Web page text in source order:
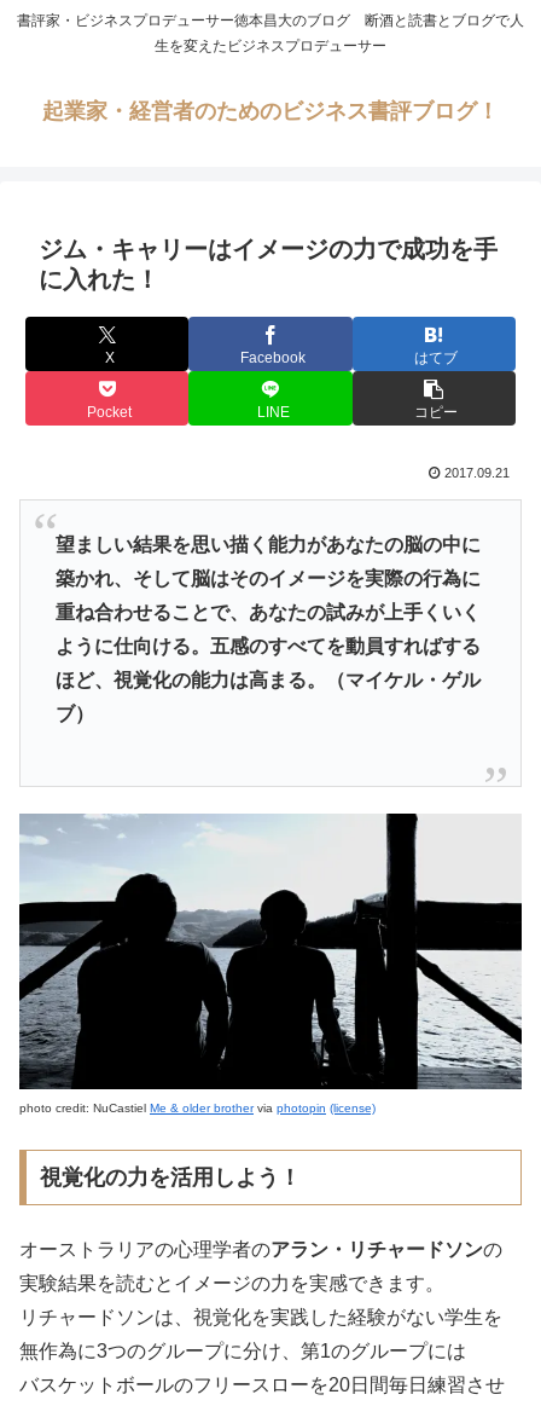
書評家・ビジネスプロデューサー徳本昌大のブログ 断酒と読書とブログで人
生を変えたビジネスプロデューサー
起業家・経営者のためのビジネス書評ブログ！
ジム・キャリーはイメージの力で成功を手
に入れた！
X Facebook はてブ
Pocket LINE コピー
2017.09.21
望ましい結果を思い描く能力があなたの脳の中に
築かれ、そして脳はそのイメージを実際の行為に
重ね合わせることで、あなたの試みが上手くいく
ように仕向ける。五感のすべてを動員すればする
ほど、視覚化の能力は高まる。（マイケル・ゲル
ブ）
photo credit: NuCastiel Me & older brothervia photopin (license)
視覚化の力を活用しよう！
オーストラリアの心理学者のアラン・リチャードソンの
実験結果を読むとイメージの力を実感できます。
リチャードソンは、視覚化を実践した経験がない学生を
無作為に3つのグループに分け、第1のグループには
バスケットボールのフリースローを20日間毎日練習させ